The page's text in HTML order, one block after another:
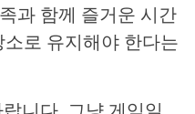
과 함께 즐거운 시간
로 유지해야 한다는